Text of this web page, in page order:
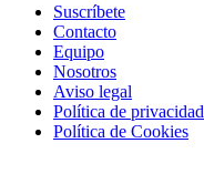
Suscríbete
Contacto
Equipo
Nosotros
Aviso legal
Política de privacidad
Política de Cookies